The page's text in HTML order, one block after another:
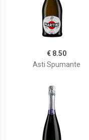
€ 8.50
Asti Spumante